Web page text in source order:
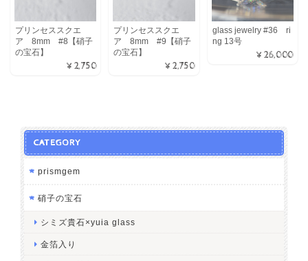
プリンセススクエ
ア 8mm #8【硝子
の宝石】
¥2,750
プリンセススクエ
ア 8mm #9【硝子
の宝石】
¥2,750
glass jewelry #36 ri
ng 13号
¥26,000
CATEGORY
prismgem
硝子の宝石
シミズ貴石×yuia glass
金箔入り